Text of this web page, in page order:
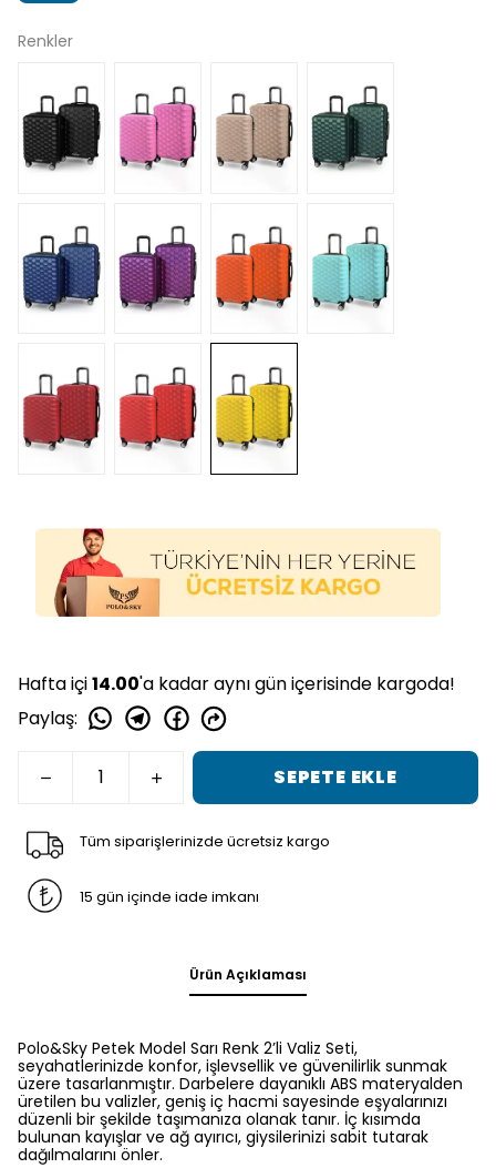
Renkler
Hafta içi14.00'a kadar aynı gün içerisinde kargoda!
Paylaş:
SEPETE EKLE
Tüm siparişlerinizde ücretsiz kargo
15 gün içinde iade imkanı
Ürün Açıklaması
Polo&Sky Petek Model Sarı Renk 2’li Valiz Seti,
seyahatlerinizde konfor, işlevsellik ve güvenilirlik sunmak
üzere tasarlanmıştır. Darbelere dayanıklı ABS materyalden
üretilen bu valizler, geniş iç hacmi sayesinde eşyalarınızı
düzenli bir şekilde taşımanıza olanak tanır. İç kısımda
bulunan kayışlar ve ağ ayırıcı, giysilerinizi sabit tutarak
dağılmalarını önler.